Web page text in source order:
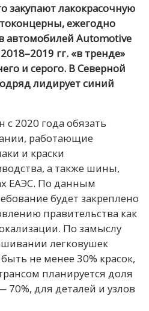
закупают лакокрасочную
ежегодно
автомобилей Automotive
гг. «в тренде»
и серого. В Северной
лидирует синий
2020 года обязать
работающие
и краски
а также шины,
ЕАЭС. По данным
будет закреплено
правительства как
По замыслу
легковушек
не менее 30% красок,
планируется доля
70%, для деталей и узлов